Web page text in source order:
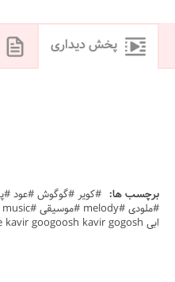
پخش دیداری
برچسب ها:
ابی ewbi not e kavir googoosh kavir gogosh